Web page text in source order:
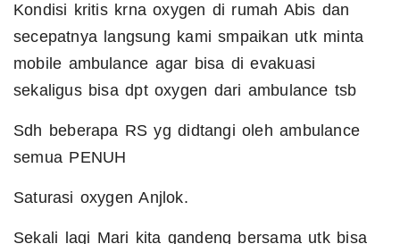
Kondisi kritis krna oxygen di rumah Abis dan
secepatnya langsung kami smpaikan utk minta
mobile ambulance agar bisa di evakuasi
sekaligus bisa dpt oxygen dari ambulance tsb
Sdh beberapa RS yg didtangi oleh ambulance
semua PENUH
Saturasi oxygen Anjlok.
Sekali lagi Mari kita gandeng bersama utk bisa